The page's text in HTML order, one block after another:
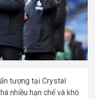
tượng tại Crystal
nhiều hạn chế và khó